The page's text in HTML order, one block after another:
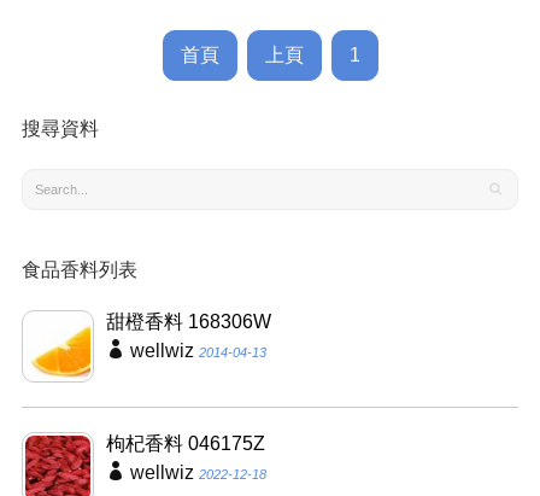
首頁 上頁 1
搜尋資料
食品香料列表
甜橙香料 168306W
wellwiz 2014-04-13
枸杞香料 046175Z
wellwiz 2022-12-18